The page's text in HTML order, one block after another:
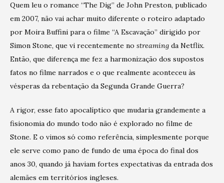
Quem leu o romance “The Dig” de John Preston, publicado
em 2007, não vai achar muito diferente o roteiro adaptado
por Moira Buffini para o filme “A Escavação” dirigido por
Simon Stone, que vi recentemente no streaming da Netflix.
Então, que diferença me fez a harmonização dos supostos
fatos no filme narrados e o que realmente aconteceu às
vésperas da rebentação da Segunda Grande Guerra?
A rigor, esse fato apocalíptico que mudaria grandemente a
fisionomia do mundo todo não é explorado no filme de
Stone. E o vimos só como referência, simplesmente porque
ele serve como pano de fundo de uma época do final dos
anos 30, quando já haviam fortes expectativas da entrada dos
alemães em territórios ingleses.